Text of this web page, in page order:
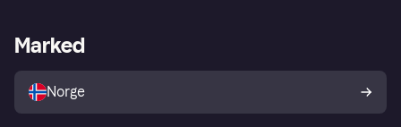
Utforsk butikker
Merchant portal
Marked
Norge